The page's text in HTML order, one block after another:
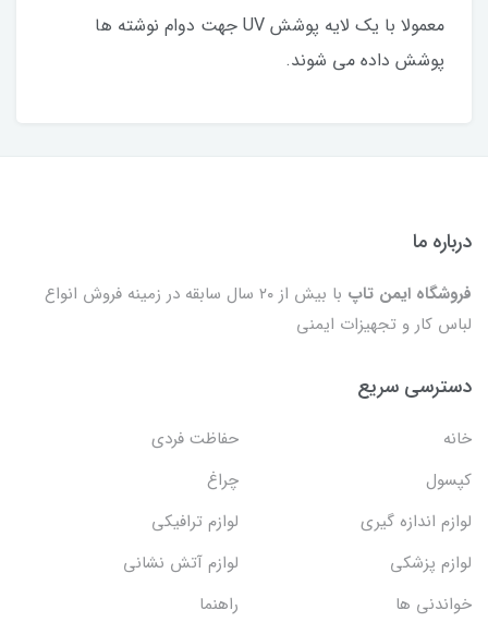
معمولا با یک لایه پوشش UV جهت دوام نوشته ها
پوشش داده می شوند.
درباره ما
فروشگاه ایمن تاپ
با بیش از ۲۰ سال سابقه در زمینه فروش انواع
لباس کار و تجهیزات ایمنی
دسترسی سریع
خانه
حفاظت فردی
کپسول
چراغ
لوازم اندازه گیری
لوازم ترافیکی
لوازم پزشکی
لوازم آتش نشانی
خواندنی ها
راهنما